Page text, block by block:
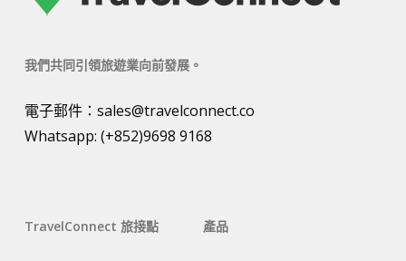
我們共同引領旅遊業向前發展。
電子郵件： sales@travelconnect.co
Whatsapp: (+852)9698 9168
TravelConnect 旅接點 產品